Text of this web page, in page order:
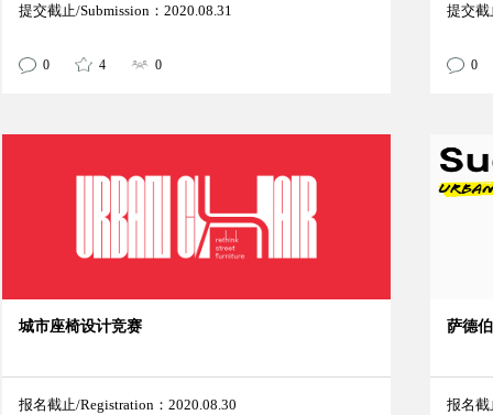
提交截止/Submission：2020.08.31
0 4 0
提交截
0
城市座椅设计竞赛
报名截止/Registration：2020.08.30
萨德
报名截